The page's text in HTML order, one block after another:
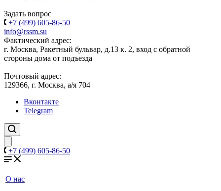
Задать вопрос
+7 (499) 605-86-50
info@rssm.su
Фактический адрес:
г. Москва, Ракетный бульвар, д.13 к. 2, вход с обратной
стороны дома от подъезда
Почтовый адрес:
129366, г. Москва, а/я 704
Вконтакте
Telegram
+7 (499) 605-86-50
О нас